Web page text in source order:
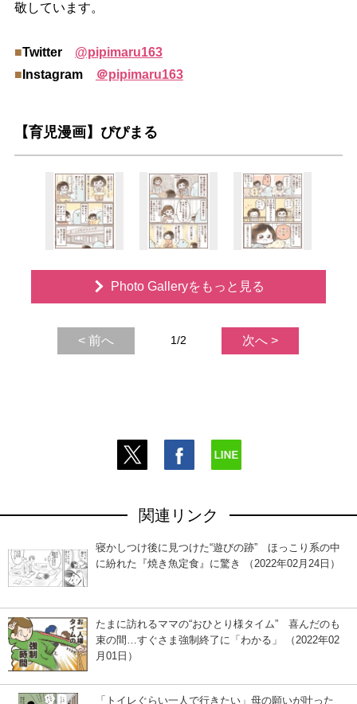
敬しています。
■Twitter @pipimaru163
■ Instagram ＠pipimaru163
【育児漫画】ぴぴまる
Photo Galleryをもっと見る
< 前へ 1/2 次へ >
関連リンク
寝かしつけ後に見つけた“遊びの跡” ほっこり系の中
に紛れた『焼き魚定食』に驚き （2022年02月24日）
たまに訪れるママの“おひとり様タイム” 喜んだのも
束の間…すぐさま強制終了に「わかる」 （2022年02
月01日）
「トイレぐらい一人で行きたい」母の願いが叶った